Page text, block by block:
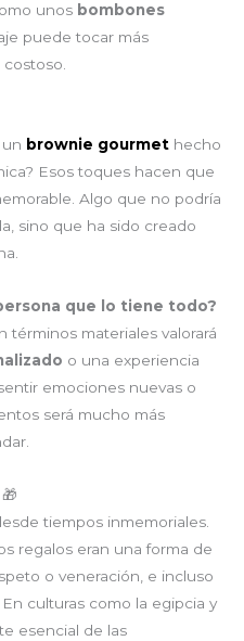
unos bombones
puede tocar más
brownie gourmet hecho
Esos toques hacen que
Algo que no podría
sino que ha sido creado
que lo tiene todo?
materiales valorará
o una experiencia
emociones nuevas o
será mucho más
tiempos inmemoriales.
regalos eran una forma de
o veneración, e incluso
culturas como la egipcia y
esencial de las